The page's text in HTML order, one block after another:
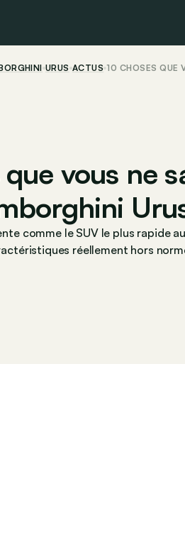
URUS ACTUS 10 CHOSES QUE
vous ne
comme le SUV le plus rapide
réellement hors